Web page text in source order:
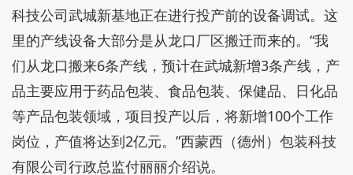
科技公司武城新基地正在进行投产前的设备调试。这
里的产线设备大部分是从龙口厂区搬迁而来的。“我
们从龙口搬来6条产线，预计在武城新增3条产线，产
品主要应用于药品包装、食品包装、保健品、日化品
等产品包装领域，项目投产以后，将新增100个工作
岗位，产值将达到2亿元。”西蒙西（德州）包装科技
有限公司行政总监付丽丽介绍说。